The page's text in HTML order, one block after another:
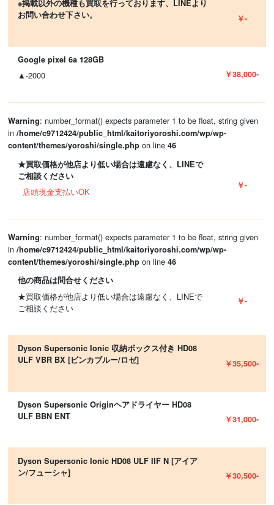
※掲載以外の機種も買取を行っております、LINEより
お問い合わせ下さい。
￥-
Google pixel 6a 128GB
▲-2000 ￥38,000-
Warning: number_format() expects parameter 1 to be float, string given
in /home/c9712424/public_html/kaitoriyoroshi.com/wp/wp-
content/themes/yoroshi/single.phpon line 46
★買取価格が他店より低い場合は遠慮なく、LINEで
ご相談ください
店頭現金支払いOK
￥-
Warning: number_format() expects parameter 1 to be float, string given
in /home/c9712424/public_html/kaitoriyoroshi.com/wp/wp-
content/themes/yoroshi/single.phpon line 46
他の商品は問合せください
★買取価格が他店より低い場合は遠慮なく、LINEで
ご相談ください
￥-
Dyson Supersonic Ionic 収納ボックス付き HD08
ULF VBR BX [ビンカブルー/ロゼ]
￥35,500-
Dyson Supersonic Originヘアドライヤー HD08
ULF BBN ENT
￥31,000-
Dyson Supersonic Ionic HD08 ULF IIF N [アイア
ン/フューシャ]
￥30,500-